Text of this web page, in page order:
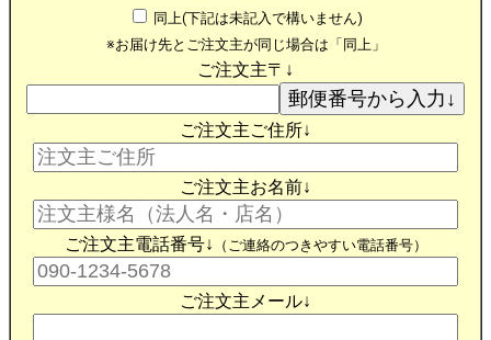
同上(下記は未記入で構いません)
※お届け先とご注文主が同じ場合は「同上」
ご注文主〒↓
ご注文主ご住所↓
ご注文主お名前↓
ご注文主電話番号↓ （ご連絡のつきやすい電話番号）
ご注文主メール↓